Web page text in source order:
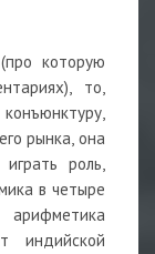
которую
то,
рынка, она
роль,
в четыре
индийской